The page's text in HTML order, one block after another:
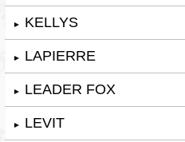
► KELLYS
► LAPIERRE
► LEADER FOX
► LEVIT